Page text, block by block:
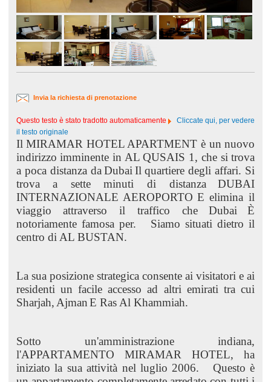
Invia la richiesta di prenotazione
Questo testo è stato tradotto automaticamente
Cliccate qui, per vedere
il testo originale
Il MIRAMAR HOTEL APARTMENT è un nuovo
indirizzo imminente in AL QUSAIS 1, che si trova
a poca distanza da Dubai Il quartiere degli affari. Si
trova a sette minuti di distanza
DUBAI
INTERNAZIONALE AEROPORTO E elimina il
viaggio attraverso il traffico che
Dubai
È
notoriamente famosa per.
Siamo situati dietro il
centro di AL BUSTAN.
La sua posizione strategica consente ai visitatori e ai
residenti un facile accesso ad altri emirati tra cui
Sharjah, AjmanE Ras Al Khammiah.
Sotto un'amministrazione indiana,
l'APPARTAMENTO MIRAMAR HOTEL, ha
iniziato la sua attività nel luglio 2006.
Questo è